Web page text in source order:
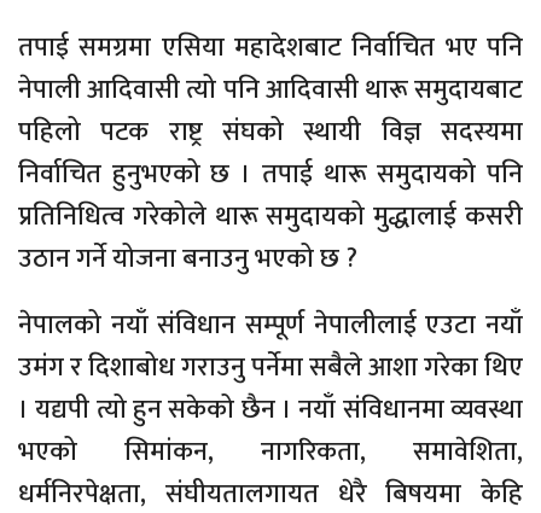
तपाई समग्रमा एसिया महादेशबाट निर्वाचित भए पनि
नेपाली आदिवासी त्यो पनि आदिवासी थारू समुदायबाट
पहिलो पटक राष्ट्र संघको स्थायी विज्ञ सदस्यमा
निर्वाचित हुनुभएको छ । तपाई थारू समुदायको पनि
प्रतिनिधित्व गरेकोले थारू समुदायको मुद्धालाई कसरी
उठान गर्ने योजना बनाउनु भएको छ ?
नेपालको नयाँ संविधान सम्पूर्ण नेपालीलाई एउटा नयाँ
उमंग र दिशाबोध गराउनु पर्नेमा सबैले आशा गरेका थिए
। यद्यपी त्यो हुन सकेको छैन । नयाँ संविधानमा व्यवस्था
भएको सिमांकन, नागरिकता, समावेशिता,
धर्मनिरपेक्षता, संघीयतालगायत धेरै बिषयमा केहि